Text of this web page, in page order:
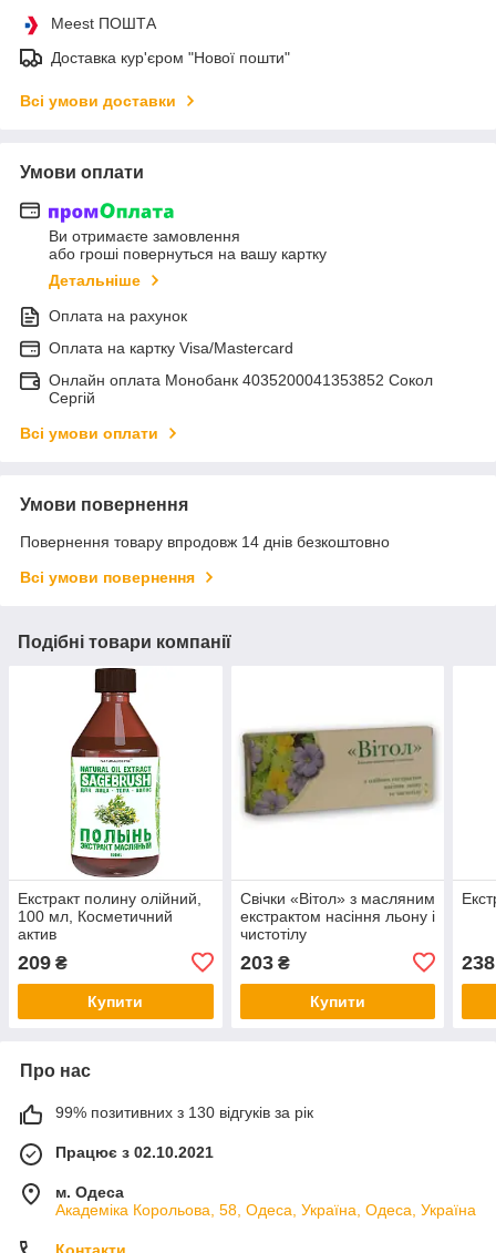
Meest ПОШТА
Доставка кур'єром "Нової пошти"
Всі умови доставки
Умови оплати
Ви отримаєте замовлення
або гроші повернуться на вашу картку
Детальніше
Оплата на рахунок
Оплата на картку Visa/Mastercard
Онлайн оплата Монобанк 4035200041353852 Сокол
Сергій
Всі умови оплати
Умови повернення
Повернення товару впродовж 14 днів безкоштовно
Всі умови повернення
Подібні товари компанії
Екстракт полину олійний,
100 мл, Косметичний
актив
209 ₴
Купити
Свічки «Вітол» з масляним
екстрактом насіння льону і
чистотілу
203₴
Купити
238
Про нас
99% позитивних з 130 відгуків за рік
Працює з 02.10.2021
м. Одеса
Академіка Корольова, 58, Одеса, Україна, Одеса, Україна